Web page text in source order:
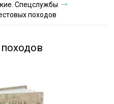
оплаты
Спецслужбы
походов